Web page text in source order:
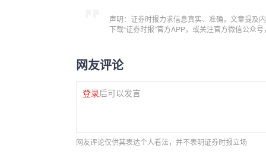
声明：证券时报力求信息真实、准确，文章提及
下载“证券时报”官方APP，或关注官方微信公众
网友评论
登录后可以发言
网友评论仅供其表达个人看法，并不表明证券时报立场